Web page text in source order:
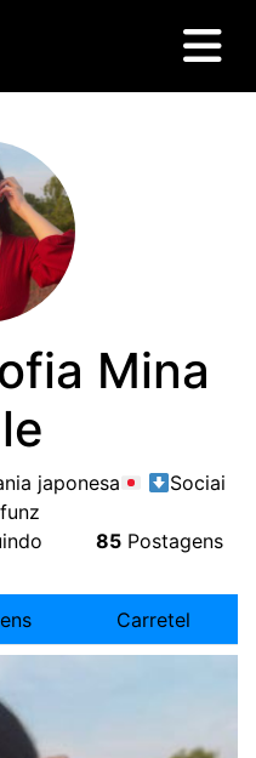
Mina
japonesa
Sociai
85Postagens
Carretel